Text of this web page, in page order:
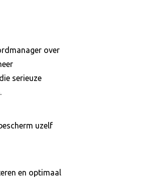
over
serieuze
uzelf
en optimaal